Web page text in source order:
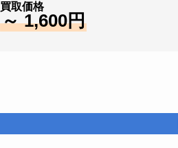
買取価格
～ 1,600円